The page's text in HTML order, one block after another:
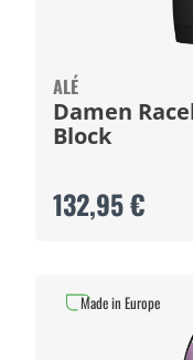
ALÉ
Damen
Block
132,95 €
Made in Europe